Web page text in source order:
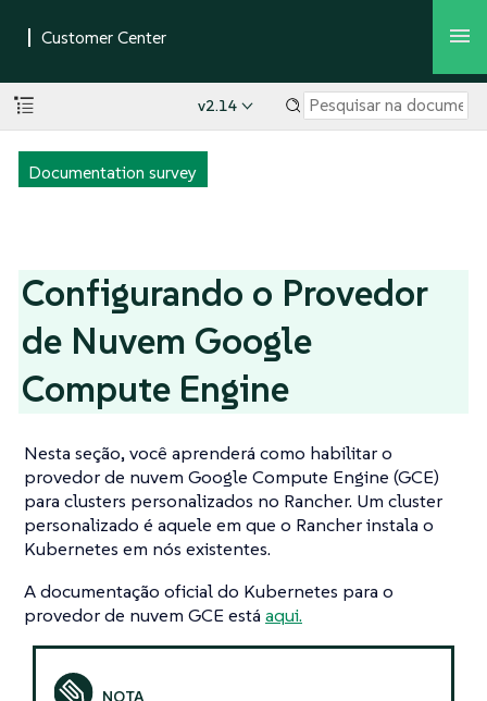
v2.14
Documentation survey
Configurando o Provedor
de Nuvem Google
Compute Engine
Nesta seção, você aprenderá como habilitar o
provedor de nuvem Google Compute Engine (GCE)
para clusters personalizados no Rancher. Um cluster
personalizado é aquele em que o Rancher instala o
Kubernetes em nós existentes.
A documentação oficial do Kubernetes para o
provedor de nuvem GCE está aqui.